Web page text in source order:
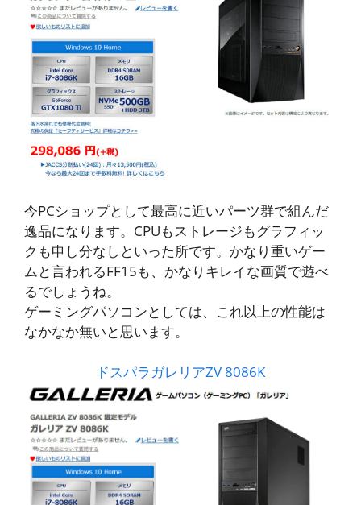
今PCショップとして最高に近いパーツ群で組んだ
逸品になります。CPUもストレージもグラフィッ
クも申し分なしといった所です。かなり重いゲー
ムと言われるFF15も、かなりキレイな画質で遊べ
るでしょうね。
ゲーミングパソコンとしては、これ以上の性能は
なかなか無いと思います。
ドスパラガレリアZV 8086K